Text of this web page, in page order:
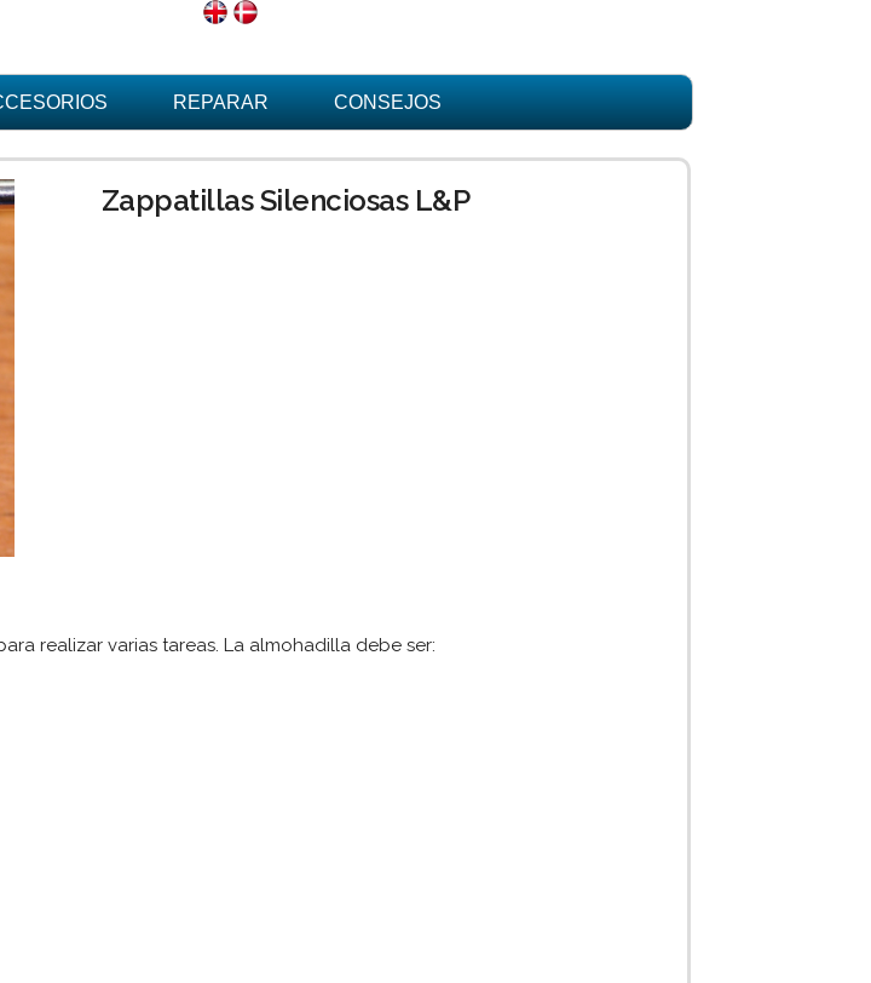
REPARAR CONSEJOS
Zappatillas Silenciosas L&P
realizar varias tareas. La almohadilla debe ser: